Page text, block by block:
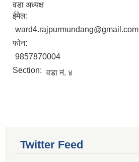
वडा अध्यक्ष
ईमेल:
ward4.rajpurmundang@gmail.com
फोन:
9857870004
Section: वडा नं. ४
Twitter Feed